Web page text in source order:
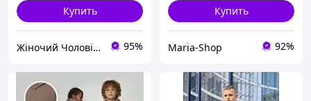
Купить
Жіночий Чоловічий Дитячий Одяг Анжеліка 95%
Купить
Maria-Shop 92%